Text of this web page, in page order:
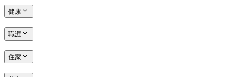
健康
職涯
住家